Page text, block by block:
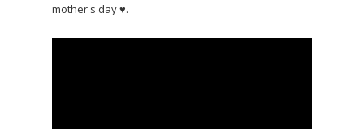
mother's day ♥.